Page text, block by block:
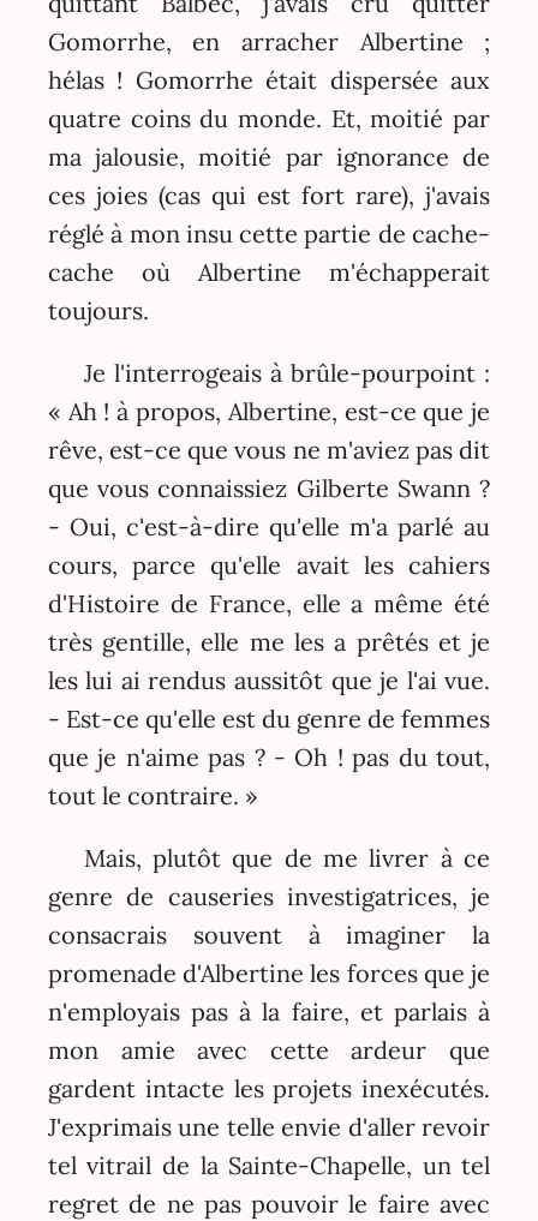
Gomorrhe, en arracher Albertine ;
hélas ! Gomorrhe était dispersée aux
quatre coins du monde. Et, moitié par
ma jalousie, moitié par ignorance de
ces joies (cas qui est fort rare), j'avais
réglé à mon insu cette partie de cache-
cache où Albertine m'échapperait
toujours.
Je l'interrogeais à brûle-pourpoint :
« Ah ! à propos, Albertine, est-ce que je
rêve, est-ce que vous ne m'aviez pas dit
que vous connaissiez Gilberte Swann ?
- Oui, c'est-à-dire qu'elle m'a parlé au
cours, parce qu'elle avait les cahiers
d'Histoire de France, elle a même été
très gentille, elle me les a prêtés et je
les lui ai rendus aussitôt que je l'ai vue.
- Est-ce qu'elle est du genre de femmes
que je n'aime pas ? - Oh ! pas du tout,
tout le contraire. »
Mais, plutôt que de me livrer à ce
genre de causeries investigatrices, je
consacrais souvent à imaginer la
promenade d'Albertine les forces que je
n'employais pas à la faire, et parlais à
mon amie avec cette ardeur que
gardent intacte les projets inexécutés.
J'exprimais une telle envie d'aller revoir
tel vitrail de la Sainte-Chapelle, un tel
regret de ne pas pouvoir le faire avec